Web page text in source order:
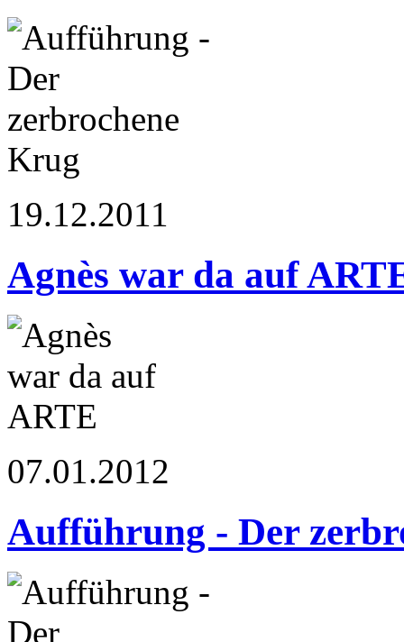
19.12.2011
Agnès war da auf
07.01.2012
Aufführung - Der